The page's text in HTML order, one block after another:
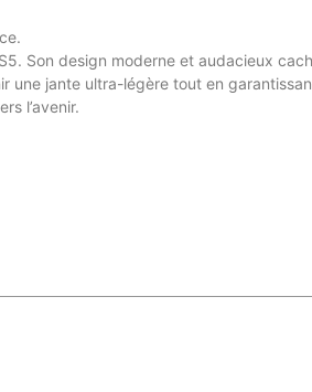
Son design moderne et audacieux
une jante ultra-légère tout en
l’avenir.